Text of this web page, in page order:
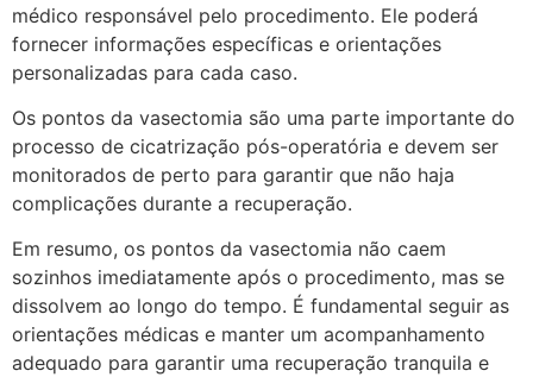
médico responsável pelo procedimento. Ele poderá
fornecer informações específicas e orientações
personalizadas para cada caso.
Os pontos da vasectomia são uma parte importante do
processo de cicatrização pós-operatória e devem ser
monitorados de perto para garantir que não haja
complicações durante a recuperação.
Em resumo, os pontos da vasectomia não caem
sozinhos imediatamente após o procedimento, mas se
dissolvem ao longo do tempo. É fundamental seguir as
orientações médicas e manter um acompanhamento
adequado para garantir uma recuperação tranquila e